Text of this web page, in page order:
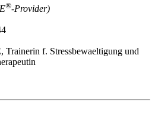
®‑Provider)
f. Stressbewaeltigung und